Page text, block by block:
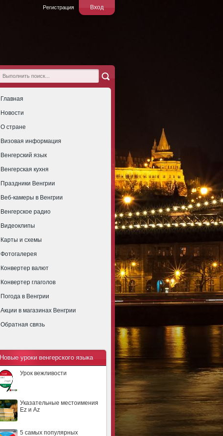
Вход
Регистрация
Главная
Новости
О стране
Визовая информация
Венгерский язык
Венгерская кухня
Праздники Венгрии
Веб-камеры в Венгрии
Венгерское радио
Видеоклипы
Карты и схемы
Фотогалерея
Конвертер валют
Конвертер глаголов
Погода в Венгрии
Акции в магазинах Венгрии
Обратная связь
Новые уроки венгерского языка
Урок вежливости
Указательные местоимения
Ez и Az
5 самых популярных